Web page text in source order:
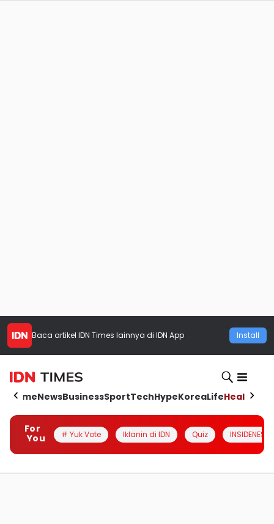
Baca artikel IDN Times lainnya di IDN App Install
HomeNewsBusinessSportTechHypeKoreaLifeHealth
For
You
# Yuk Vote Iklanin di IDN Quiz INSIDENESIA